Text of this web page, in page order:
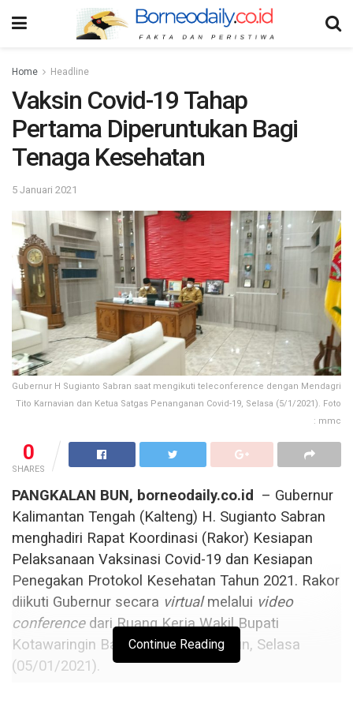
Home Headline
Vaksin Covid-19 Tahap
Pertama Diperuntukan Bagi
Tenaga Kesehatan
5 Januari 2021
Gubernur H Sugianto Sabran saat mengikuti teleconference dengan Mendagri
Tito Karnavian dan Ketua Satgas Penanganan Covid-19, Selasa (5/1/2021). Foto
: mmc
0
SHARES
PANGKALAN BUN, borneodaily.co.id
– Gubernur
Kalimantan Tengah (Kalteng) H. Sugianto Sabran
menghadiri Rapat Koordinasi (Rakor) Kesiapan
Pelaksanaan Vaksinasi Covid-19 dan Kesiapan
Penegakan Protokol Kesehatan Tahun 2021. Rakor
diikuti Gubernur secara virtualmelalui video
conferencedari Ruang Kerja Wakil Bupati
Kotawaringin Barat di Pangkalan Bun, Selasa
(05/01/2021).
Continue Reading